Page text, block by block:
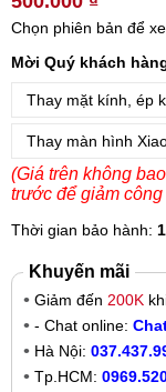
Chọn phiên bản để
Mời Quý khách
Thay mặt kính, ép
Thay màn hình
(Giá trên không
trước để giảm công
Thời gian bảo hành:
Khuyến mãi
Giảm đến 200K
- Chat online:
Hà Nội:
Tp.HCM: